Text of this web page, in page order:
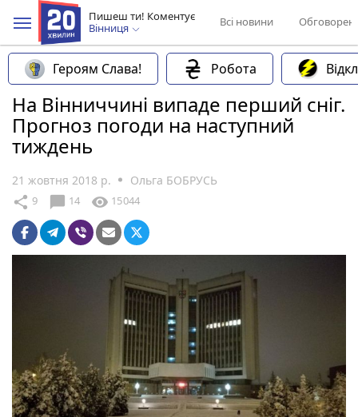
Пишеш ти! Коментує
Вінниця
Всі новини
Героям Слава! Робота
На Вінниччині випаде перший сніг.
Прогноз погоди на наступний
тиждень
21 жовтня 2018 р. Ольга БОБРУСЬ
share 9 chat_bubble 14 visibility 15044